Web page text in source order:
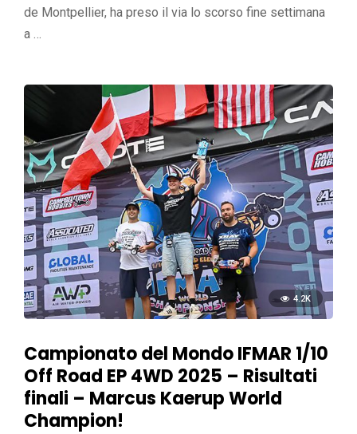
de Montpellier, ha preso il via lo scorso fine settimana
a …
4.2K
Campionato del Mondo IFMAR 1/10
Off Road EP 4WD 2025 – Risultati
finali – Marcus Kaerup World
Champion!